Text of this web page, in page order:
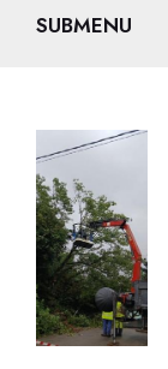
SUBMENU